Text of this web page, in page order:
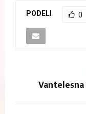
PODELI 0